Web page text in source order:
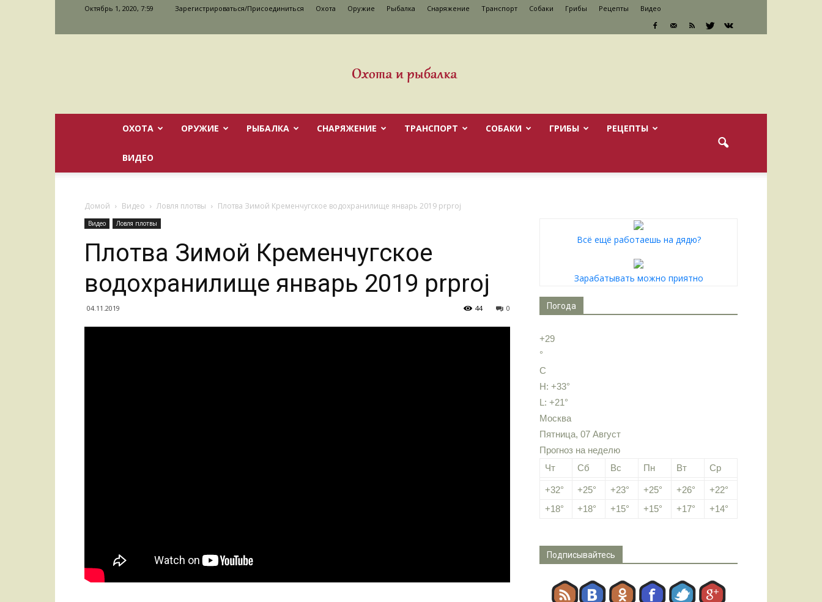
Октябрь 1, 2020, 7:59 Зарегистрироваться/Присоединиться Охота Оружие Рыбалка Снаряжение Транспорт Cобаки Грибы Рецепты Видео
ОХОТА ОРУЖИЕ РЫБАЛКА СНАРЯЖЕНИЕ ТРАНСПОРТ CОБАКИ ГРИБЫ РЕЦЕПТЫ
ВИДЕО
Домой Видео Ловля плотвы Плотва Зимой Кременчугское водохранилище январь 2019 prproj
Видео Ловля плотвы
Плотва Зимой Кременчугское
водохранилище январь 2019 prproj
04.11.2019 0
44
Всё ещё работаешь на дядю?
Зарабатывать можно приятно
Погода
+29
°
C
H: +33°
L: +21°
Москва
Пятница, 07 Август
Прогноз на неделю
Чт
Сб Вс Пн Вт Ср
+32° +25° +23° +25° +26° +22°
+18° +18° +15° +15° +17° +14°
Подписывайтесь